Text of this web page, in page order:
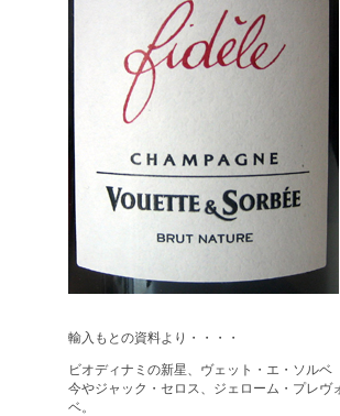
輸入もとの資料より・・・・
ビオディナミの新星、ヴェット・エ・ソルベ
今やジャック・セロス、ジェローム・プレ
ベ。